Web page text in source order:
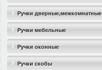
Ручки дверные,межкомнатные
Ручки мебельные
Ручки оконные
Ручки скобы